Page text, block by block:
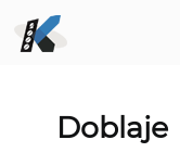
Doblaje